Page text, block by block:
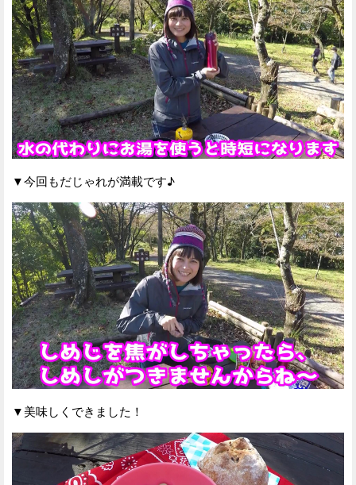
▼今回もだじゃれが満載です♪
▼美味しくできました！